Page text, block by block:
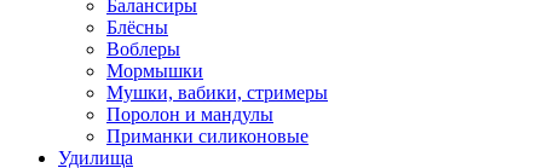
Балансиры
Блёсны
Воблеры
Мормышки
Мушки, вабики, стримеры
Поролон и мандулы
Приманки силиконовые
Удилища